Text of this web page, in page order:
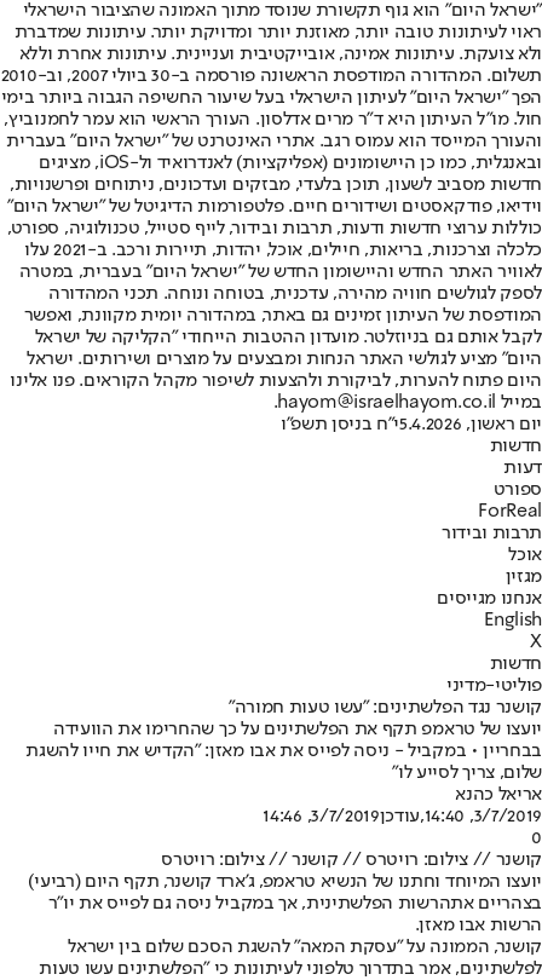
"ישראל היום" הוא גוף תקשורת שנוסד מתוך האמונה שהציבור הישראלי
ראוי לעיתונות טובה יותר, מאוזנת יותר ומדויקת יותר. עיתונות שמדברת
ולא צועקת. עיתונות אמינה, אובייקטיבית ועניינית. עיתונות אחרת וללא
תשלום. המהדורה המודפסת הראשונה פורסמה ב-30 ביולי 2007, וב-2010
הפך "ישראל היום" לעיתון הישראלי בעל שיעור החשיפה הגבוה ביותר בימי
חול. מו"ל העיתון היא ד"ר מרים אדלסון. העורך הראשי הוא עמר לחמנוביץ,
והעורך המייסד הוא עמוס רגב. אתרי האינטרנט של "ישראל היום" בעברית
ובאנגלית, כמו כן היישומונים (אפליקציות) לאנדרואיד ול-iOS, מציגים
חדשות מסביב לשעון, תוכן בלעדי, מבזקים ועדכונים, ניתוחים ופרשנויות,
וידיאו, פודקאסטים ושידורים חיים. פלטפורמות הדיגיטל של "ישראל היום"
כוללות ערוצי חדשות ודעות, תרבות ובידור, לייף סטייל, טכנולוגיה, ספורט,
כלכלה וצרכנות, בריאות, חיילים, אוכל, יהדות, תיירות ורכב. ב-2021 עלו
לאוויר האתר החדש והיישומון החדש של "ישראל היום" בעברית, במטרה
לספק לגולשים חוויה מהירה, עדכנית, בטוחה ונוחה. תכני המהדורה
המודפסת של העיתון זמינים גם באתר, במהדורה יומית מקוונת, ואפשר
לקבל אותם גם בניוזלטר. מועדון ההטבות הייחודי "הקליקה של ישראל
היום" מציע לגולשי האתר הנחות ומבצעים על מוצרים ושירותים. ישראל
היום פתוח להערות, לביקורת ולהצעות לשיפור מקהל הקוראים. פנו אלינו
במייל hayom@israelhayom.co.il.
יום ראשון, 5.4.2026
י"ח בניסן תשפ"ו
חדשות
דעות
ספורט
ForReal
תרבות ובידור
אוכל
מגזין
אנחנו מגייסים
English
X
חדשות
פוליטי-מדיני
קושנר נגד הפלשתינים: "עשו טעות חמורה"
יועצו של טראמפ תקף את הפלשתינים על כך שהחרימו את הוועידה
בבחריין • במקביל - ניסה לפייס את אבו מאזן: "הקדיש את חייו להשגת
שלום, צריך לסייע לו"
אריאל כהנא
3/7/2019, 14:40
,עודכן3/7/2019, 14:46
0
קושנר // צילום: רויטרס // קושנר // צילום: רויטרס
יועצו המיוחד וחתנו של הנשיא טראמפ, ג'ארד קושנר, תקף היום (רביעי)
בצהריים אתהרשות הפלשתינית, אך במקביל ניסה גם לפייס את יו"ר
הרשות אבו מאזן.
קושנר, הממונה על "עסקת המאה" להשגת הסכם שלום בין ישראל
לפלשתינים, אמר בתדרוך טלפוני לעיתונות כי "הפלשתינים עשו טעות